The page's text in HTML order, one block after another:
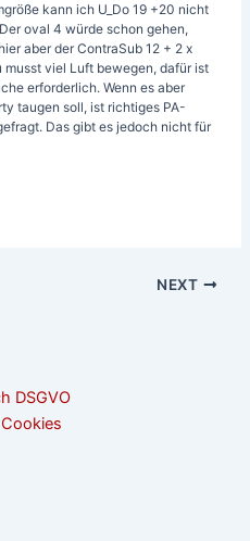
kann ich U_Do 19 +20 nicht
oval 4 würde schon gehen,
aber der ContraSub 12 + 2 x
musst viel Luft bewegen, dafür ist
erforderlich. Wenn es aber
taugen soll, ist richtiges PA-
Das gibt es jedoch nicht für
NEXT
DSGVO